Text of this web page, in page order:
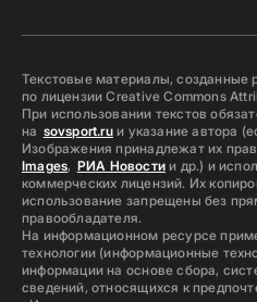
Текстовые материалы, созданные
по лицензии Creative Commons
При использовании текстов
на sovsport.ruи указание автора
Изображения принадлежат их
Images, РИА Новостии др.) и
коммерческих лицензий. Их
использование запрещены без
правообладателя.
На информационном ресурсе
технологии (информационные
информации на основе сбора,
сведений, относящихся к